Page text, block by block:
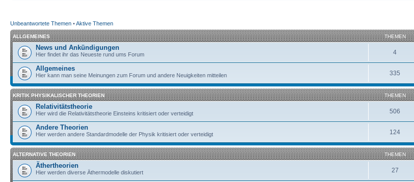
Unbeantwortete Themen •Aktive Themen
ALLGEMEINES THEMEN
News und Ankündigungen
Hier findet ihr das Neueste rund ums Forum 4
Allgemeines
Hier kann man seine Meinungen zum Forum und andere Neuigkeiten mitteilen 335
KRITIK PHYSIKALISCHER THEORIEN THEMEN
Relativitätstheorie
Hier wird die Relativitätstheorie Einsteins kritisiert oder verteidigt 506
Andere Theorien
Hier werden andere Standardmodelle der Physik kritisiert oder verteidigt 124
ALTERNATIVE THEORIEN THEMEN
Äthertheorien
Hier werden diverse Äthermodelle diskutiert 27